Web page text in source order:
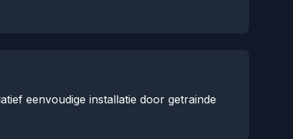
eenvoudige installatie door getrainde